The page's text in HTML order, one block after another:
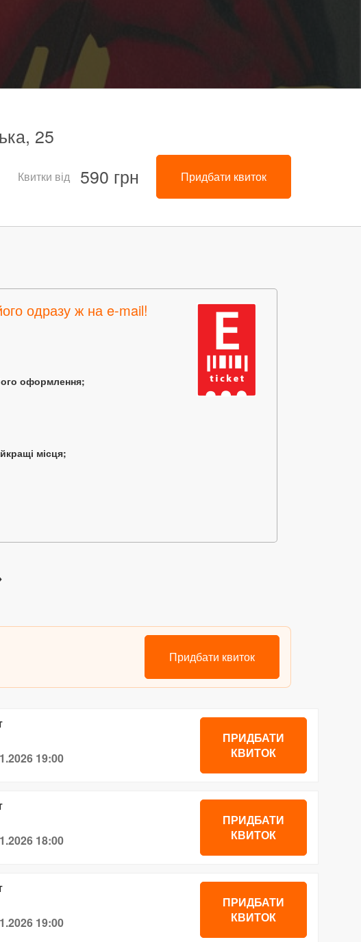
25
Квитки від 590 грн Придбати квиток
одразу ж на e-mail!
оформлення;
місця;
Придбати квиток
19:00
ПРИДБАТИ
КВИТОК
18:00
ПРИДБАТИ
КВИТОК
19:00
ПРИДБАТИ
КВИТОК